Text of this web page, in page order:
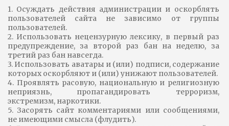
1. Осуждать действия администрации и оскорблять
пользователей сайта не зависимо от группы
пользователей.
2. Использовать нецензурную лексику, в первый раз
предупреждение, за второй раз бан на неделю, за
третий раз бан навсегда.
3. Использовать аватары и (или) подписи, содержание
которых оскорбляют и (или) унижают пользователей.
4. Проявлять расовую, национальную и религиозную
неприязнь, пропагандировать терроризм,
экстремизм, наркотики.
5. Засорять сайт комментариями или сообщениями,
не имеющими смысла (флудить).